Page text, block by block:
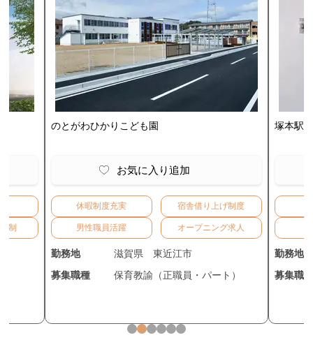
制
のとがわひかりこども園
お気に入り追加
休暇制度充実 宿舎借り上げ制度
男性職員活躍 オープニング求人
勤務地 滋賀県
東近江市
募集職種
保育教諭（正職員・パート）
塚本駅
勤務地
募集職種